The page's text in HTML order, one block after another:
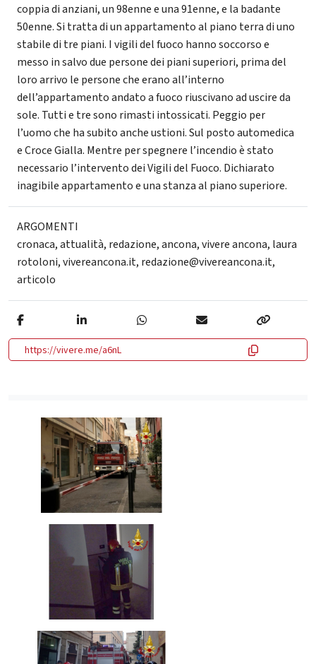
coppia di anziani, un 98enne e una 91enne, e la badante
50enne. Si tratta di un appartamento al piano terra di uno
stabile di tre piani. I vigili del fuoco hanno soccorso e
messo in salvo due persone dei piani superiori, prima del
loro arrivo le persone che erano all’interno
dell’appartamento andato a fuoco riuscivano ad uscire da
sole. Tutti e tre sono rimasti intossicati. Peggio per
l’uomo che ha subito anche ustioni. Sul posto automedica
e Croce Gialla. Mentre per spegnere l’incendio è stato
necessario l’intervento dei Vigili del Fuoco. Dichiarato
inagibile appartamento e una stanza al piano superiore.
ARGOMENTI
cronaca,attualità, redazione,ancona,vivere ancona, laura
rotoloni,vivereancona.it, redazione@vivereancona.it,
articolo
https://vivere.me/a6nL